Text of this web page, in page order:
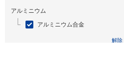
アルミニウム
アルミニウム合金
解除